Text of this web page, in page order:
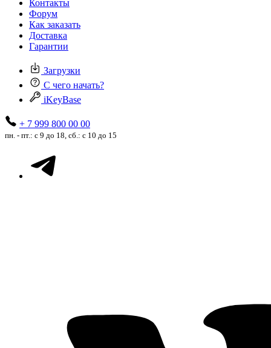
Контакты
Форум
Как заказать
Доставка
Гарантии
Загрузки
С чего начать?
iKeyBase
+ 7 999 800 00 00
пн. - пт.: с 9 до 18, сб.: с 10 до 15